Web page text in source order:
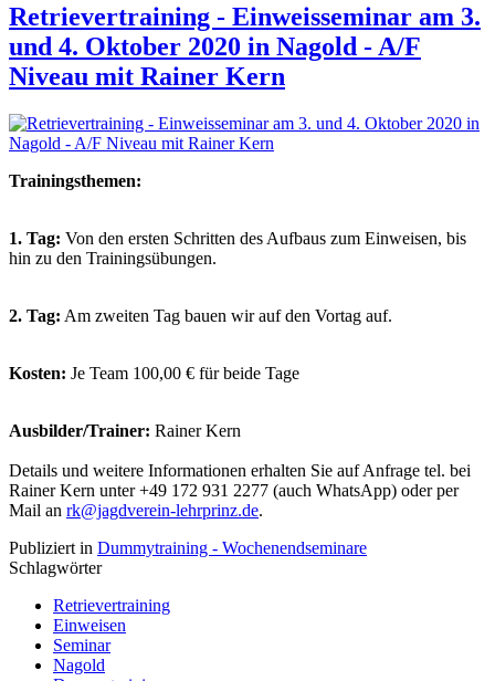
Retrievertraining - Einweisseminar am 3.
und 4. Oktober 2020 in Nagold - A/F
Niveau mit Rainer Kern
Trainingsthemen:
1. Tag: Von den ersten Schritten des Aufbaus zum Einweisen, bis
hin zu den Trainingsübungen.
2. Tag: Am zweiten Tag bauen wir auf den Vortag auf.
Kosten: Je Team 100,00 € für beide Tage
Ausbilder/Trainer: Rainer Kern
Details und weitere Informationen erhalten Sie auf Anfrage tel. bei
Rainer Kern unter +49 172 931 2277 (auch WhatsApp) oder per
Mail an rk@jagdverein-lehrprinz.de.
Publiziert in Dummytraining - Wochenendseminare
Schlagwörter
Retrievertraining
Einweisen
Seminar
Nagold